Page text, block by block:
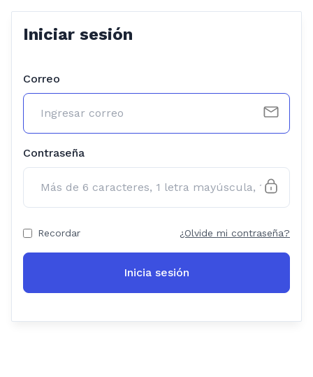
Iniciar sesión
Correo
Contraseña
Recordar ¿Olvide mi contraseña?